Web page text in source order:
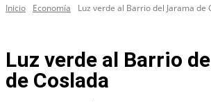
Inicio
Economía Luz verde al Barrio del Jarama de
Luz verde al Barrio
de Coslada